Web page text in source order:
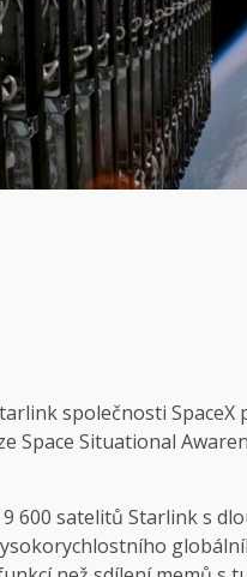
společnosti
Space Situational
600 satelitů Starlink s